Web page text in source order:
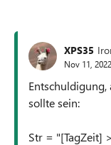
XPS35
Nov 11, 2022
Entschuldigung,
sollte sein:
Str = "[TagZeit]